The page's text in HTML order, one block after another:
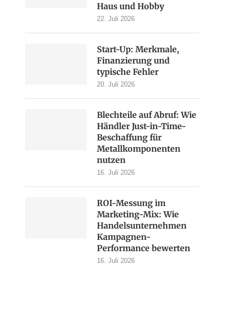
Haus und Hobby
22. Juli 2026
Start-Up: Merkmale,
Finanzierung und
typische Fehler
20. Juli 2026
Blechteile auf Abruf: Wie
Händler Just-in-Time-
Beschaffung für
Metallkomponenten
nutzen
16. Juli 2026
ROI-Messung im
Marketing-Mix: Wie
Handelsunternehmen
Kampagnen-
Performance bewerten
16. Juli 2026